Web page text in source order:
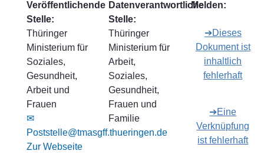
Veröffentlichende
Stelle:
Thüringer
Ministerium für
Soziales,
Gesundheit,
Arbeit und
Frauen
✉
Poststelle@tmasgff.thueringen.de
Zur Webseite
Datenverantwortliche
Stelle:
Thüringer
Ministerium für
Arbeit,
Soziales,
Gesundheit,
Frauen und
Familie
Melden:
➔Dieses
Dokument ist
inhaltlich
fehlerhaft
➔Eine
Verknüpfung
ist fehlerhaft